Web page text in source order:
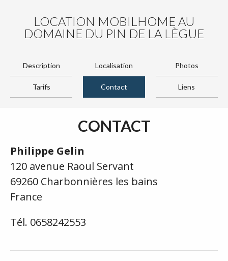
LOCATION MOBILHOME AU
DOMAINE DU PIN DE LA LÈGUE
Description Localisation Photos
Tarifs Contact Liens
CONTACT
Philippe Gelin
120 avenue Raoul Servant
69260 Charbonnières les bains
France
Tél. 0658242553